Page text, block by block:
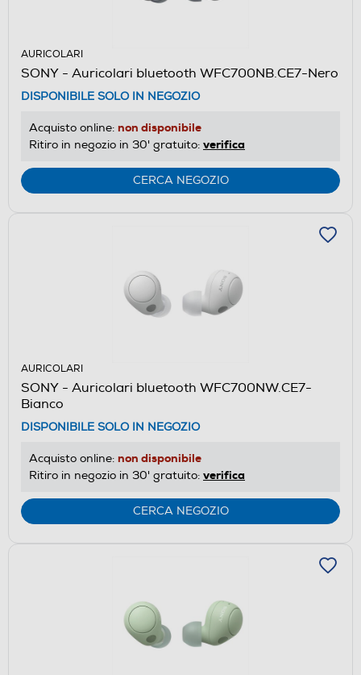
AURICOLARI
SONY - Auricolari bluetooth WFC700NB.CE7-Nero
DISPONIBILE SOLO IN NEGOZIO
Acquisto online: non disponibile
Ritiro in negozio in 30' gratuito: verifica
CERCA NEGOZIO
AURICOLARI
SONY - Auricolari bluetooth WFC700NW.CE7-
Bianco
DISPONIBILE SOLO IN NEGOZIO
Acquisto online: non disponibile
Ritiro in negozio in 30' gratuito: verifica
CERCA NEGOZIO